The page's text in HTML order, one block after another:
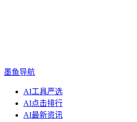
墨鱼导航
AI工具严选
AI点击排行
AI最新资讯